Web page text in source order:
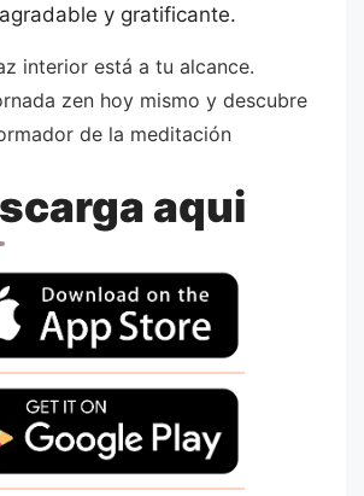
y gratificante.
interior está a tu alcance.
zen hoy mismo y descubre
de la meditación
aqui